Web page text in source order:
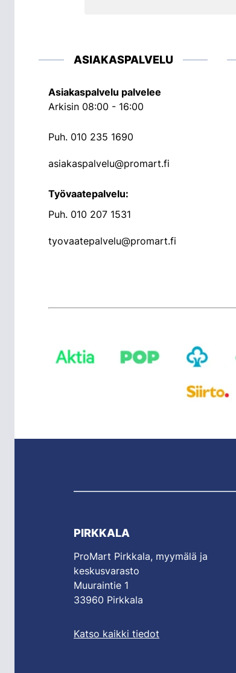
ASIAKASPALVELU
Asiakaspalvelu palvelee
Arkisin 08:00 - 16:00
Puh. 010 235 1690
asiakaspalvelu@promart.fi
Työvaatepalvelu:
Puh. 010 207 1531
tyovaatepalvelu@promart.fi
PIRKKALA
ProMart Pirkkala, myymälä ja
keskusvarasto
Muuraintie 1
33960 Pirkkala
Katso kaikki tiedot